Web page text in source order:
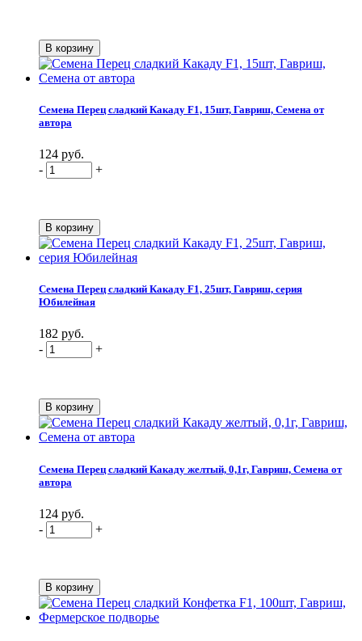
Семена Перец сладкий Какаду F1, 15шт, Гавриш, Семена от
автора
124 руб.
-
+
Семена Перец сладкий Какаду F1, 25шт, Гавриш, серия
Юбилейная
182 руб.
-
+
Семена Перец сладкий Какаду желтый, 0,1г, Гавриш, Семена от
автора
124 руб.
-
+